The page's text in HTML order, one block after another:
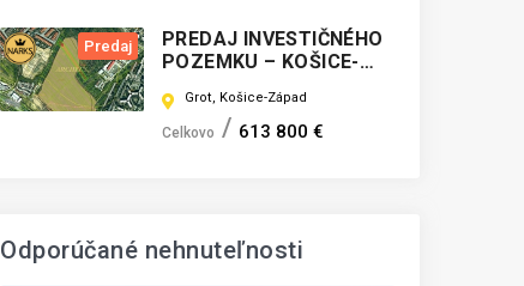
Predaj
PREDAJ INVESTIČNÉHO
POZEMKU – KOŠICE-
DOHODA
Grot, Košice-Západ
Celkovo 613 800 €
Odporúčané nehnuteľnosti